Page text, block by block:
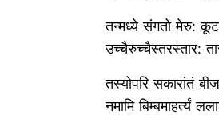
तन्मध्ये संगतो मेरु:
उच्चैरुच्चैस्तरस्तार:
तस्योपरि सकारांतं
नमामि बिम्बमाहर्त्यं